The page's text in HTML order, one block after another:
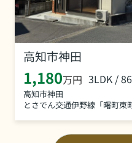
高知市神田
1,180万円 3LDK /
高知市神田
とさでん交通伊野線「曙町東